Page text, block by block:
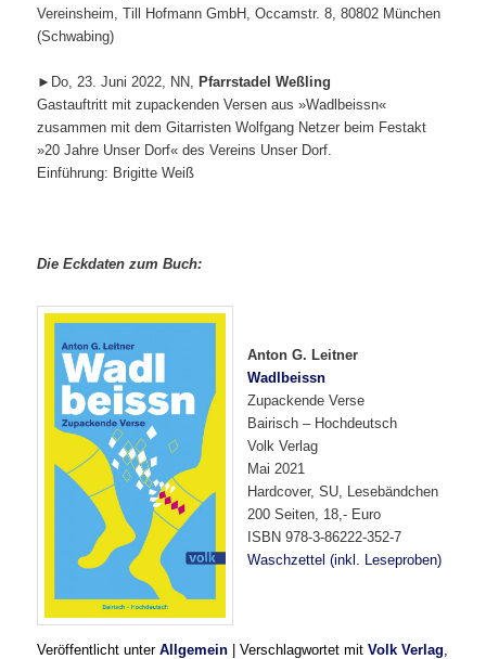
Vereinsheim, Till Hofmann GmbH, Occamstr. 8, 80802 München
(Schwabing)
►Do, 23. Juni 2022, NN,
Pfarrstadel Weßling
Gastauftritt mit zupackenden Versen aus »Wadlbeissn«
zusammen mit dem Gitarristen Wolfgang Netzer beim Festakt
»20 Jahre Unser Dorf« des Vereins Unser Dorf.
Einführung: Brigitte Weiß
Die Eckdaten zum Buch:
Anton G. Leitner
Wadlbeissn
Zupackende Verse
Bairisch – Hochdeutsch
Volk Verlag
Mai 2021
Hardcover, SU, Lesebändchen
200 Seiten, 18,- Euro
ISBN 978-3-86222-352-7
Waschzettel (inkl. Leseproben)
Veröffentlicht unter Allgemein |Verschlagwortet mit Volk Verlag